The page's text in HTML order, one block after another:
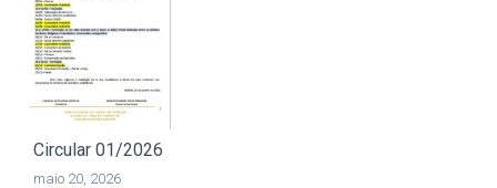
Circular 01/2026
maio 20, 2026